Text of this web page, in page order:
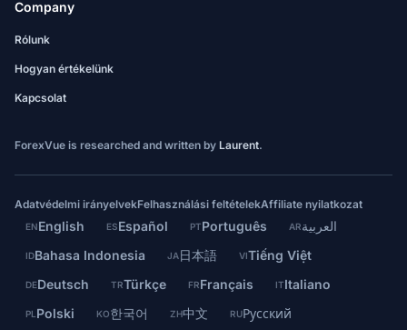
Company
Rólunk
Hogyan értékelünk
Kapcsolat
ForexVue is researched and written by Laurent.
Adatvédelmi irányelvekFelhasználási feltételekAffiliate nyilatkozat
ENEnglish ESEspañol PTPortuguês ARالعربية
IDBahasa Indonesia JA日本語 VITiếng Việt
DEDeutsch TRTürkçe FRFrançais ITItaliano
PL Polski KO한국어 ZH中文 RUРусский